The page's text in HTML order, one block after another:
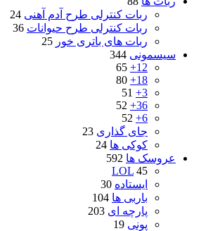
ربات کنترلی طرح آدم آهنی
24
ربات کنترلی طرح حیوانات 36
ربات های باتری خور 25
سیسمونی 344
65
80
51
52
52
جای گذاری 23
کوکی ها 24
عروسک ها 592
LOL
ایستاده 30
باربی ها 104
پارچه ای 203
پونی
19